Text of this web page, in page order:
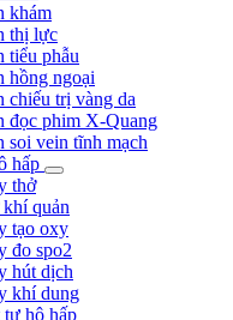
khám
thị lực
tiểu phẫu
hồng ngoại
chiếu trị vàng da
đọc phim X-Quang
soi vein tĩnh mạch
hấp
thở
quản
tạo oxy
đo spo2
hút dịch
khí dung
hô hấp